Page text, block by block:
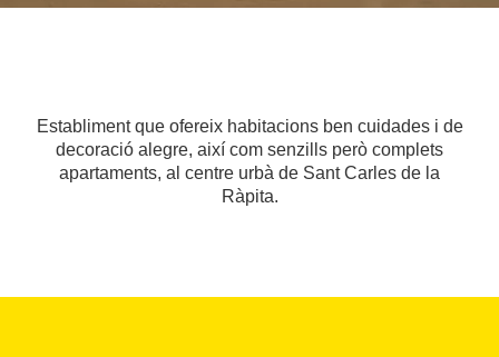
Establiment que ofereix habitacions ben cuidades i de
decoració alegre, així com senzills però complets
apartaments, al centre urbà de Sant Carles de la
Ràpita.